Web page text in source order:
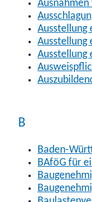
Ausstellung
Ausstellung
Ausstellung
B
Baden-
BAföG für